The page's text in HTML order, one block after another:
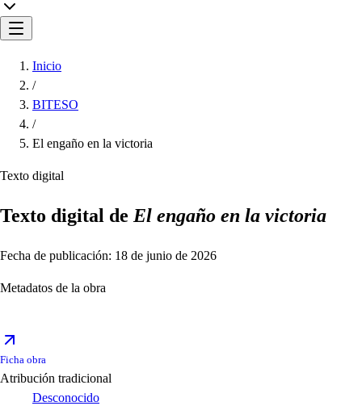
Inicio
/
BITESO
/
El engaño en la victoria
Texto digital
Texto digital de El engaño en la victoria
Fecha de publicación: 18 de junio de 2026
Metadatos de la obra
Ficha obra
Atribución tradicional
Desconocido